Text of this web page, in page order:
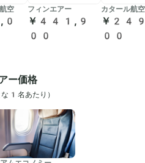
空 フィンエアー
￥441,9
00
カタール航空
￥
00
ー価格
名あたり ）